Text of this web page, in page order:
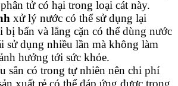
tử có hại trong loại cát này.
xử lý nước có thể sử dụng lại
bị bẩn và lắng cặn có thể dùng nước
sử dụng nhiều lần mà không làm
hưởng tới sức khỏe.
sẵn có trong tự nhiên nên chi phí
xuất rẻ có thể đáp ứng được trong